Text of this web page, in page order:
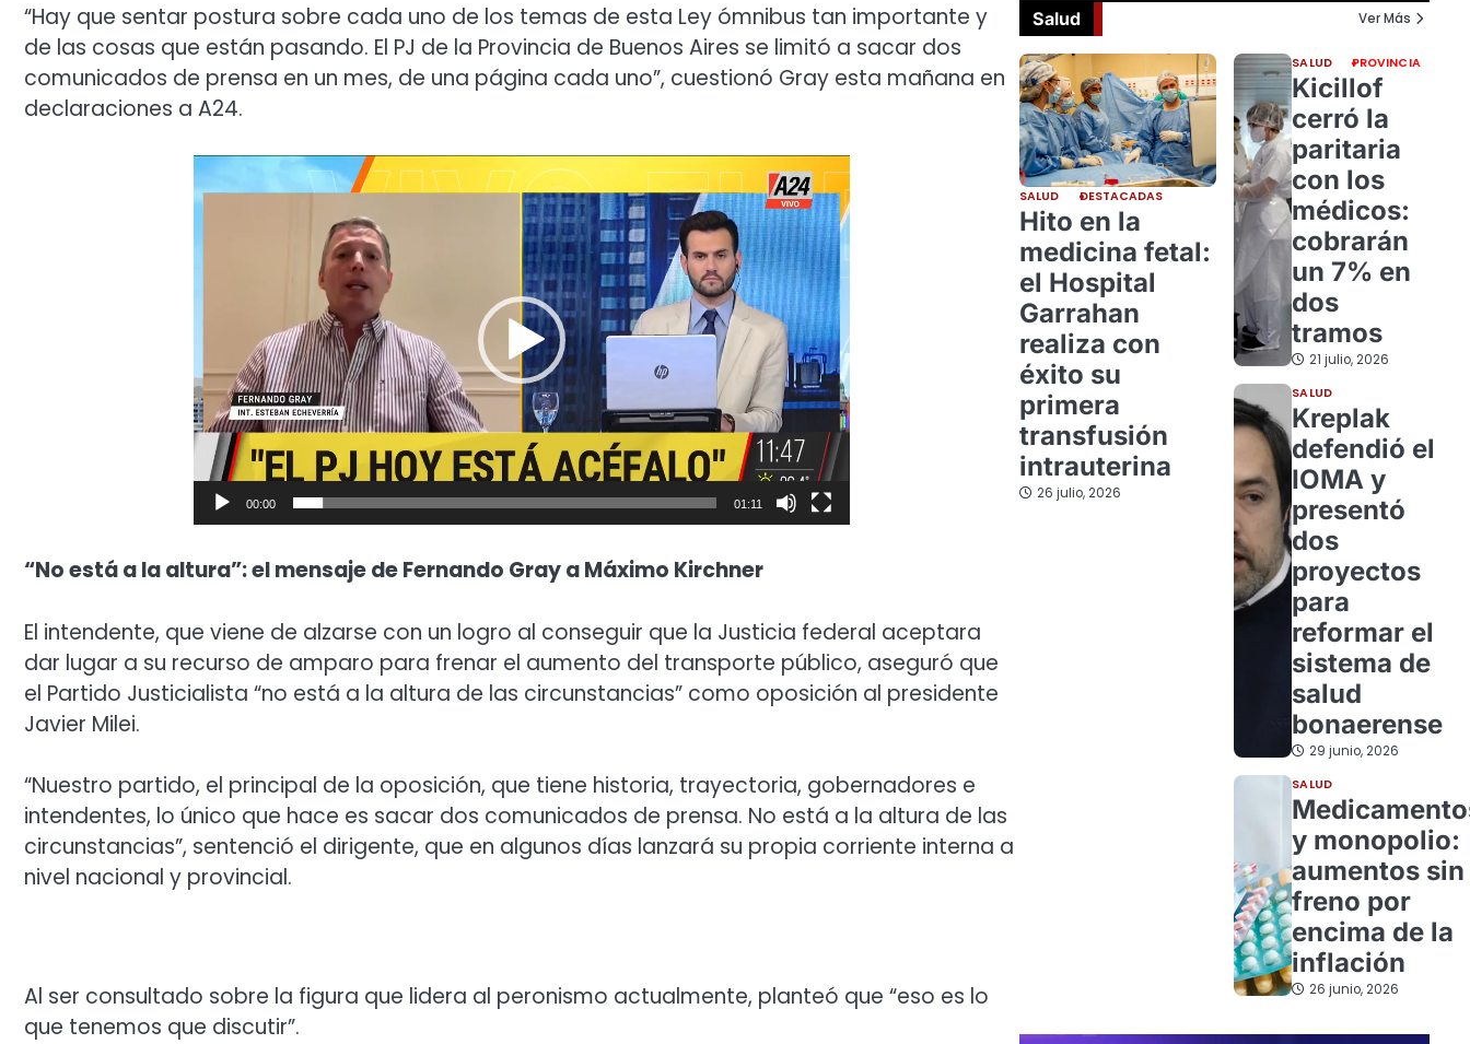
“Hay que sentar postura sobre cada uno de los temas de esta Ley ómnibus tan importante y
de las cosas que están pasando. El PJ de la Provincia de Buenos Aires se limitó a sacar dos
comunicados de prensa en un mes, de una página cada uno”, cuestionó Gray esta mañana en
declaraciones a A24.
Reproductor
de
video
00:00 01:11
“No está a la altura”: el mensaje de Fernando Gray a Máximo Kirchner
El intendente, que viene de alzarse con un logro al conseguir que la Justicia federal aceptara
dar lugar a su recurso de amparo para frenar el aumento del transporte público, aseguró que
el Partido Justicialista “no está a la altura de las circunstancias” como oposición al presidente
Javier Milei.
“Nuestro partido, el principal de la oposición, que tiene historia, trayectoria, gobernadores e
intendentes, lo único que hace es sacar dos comunicados de prensa. No está a la altura de las
circunstancias”, sentenció el dirigente, que en algunos días lanzará su propia corriente interna a
nivel nacional y provincial.
Al ser consultado sobre la figura que lidera al peronismo actualmente, planteó que “eso es lo
que tenemos que discutir”.
Salud Ver Más
SALUD DESTACADAS
Hito en la
medicina fetal:
el Hospital
Garrahan
realiza con
éxito su
primera
transfusión
intrauterina
26 julio, 2026
SALUD PROVINCIA
Kicillof
cerró la
paritaria
con los
médicos:
cobrarán
un 7% en
dos
tramos
21 julio, 2026
SALUD
Kreplak
defendió el
IOMA y
presentó
dos
proyectos
para
reformar el
sistema de
salud
bonaerense
29 junio, 2026
SALUD
y monopolio:
aumentos sin
freno por
encima de la
inflación
26 junio, 2026